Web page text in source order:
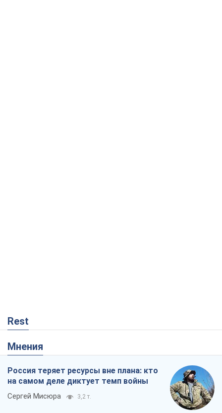
Rest
Мнения
Россия теряет ресурсы вне плана: кто
на самом деле диктует темп войны
Сергей Мисюра 3,2 т.